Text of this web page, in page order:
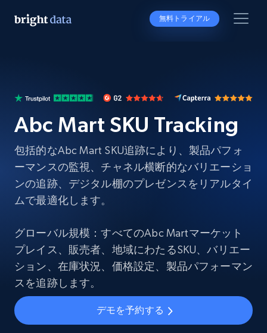
無料トライアル
Abc Mart SKU Tracking
包括的なAbc Mart SKU追跡により、製品パフォ
ーマンスの監視、チャネル横断的なバリエーショ
ンの追跡、デジタル棚のプレゼンスをリアルタイ
ムで最適化します。
グローバル規模：すべてのAbc Martマーケット
プレイス、販売者、地域にわたるSKU、バリエー
ション、在庫状況、価格設定、製品パフォーマン
スを追跡します。
デモを予約する